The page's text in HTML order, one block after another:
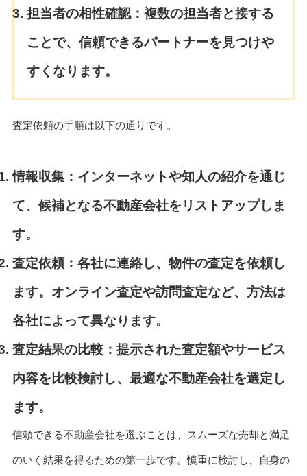
担当者の相性確認： 複数の担当者と接する
ことで、信頼できるパートナーを見つけや
すくなります。
査定依頼の手順は以下の通りです。
情報収集： インターネットや知人の紹介を通じ
て、候補となる不動産会社をリストアップしま
す。
査定依頼： 各社に連絡し、物件の査定を依頼し
ます。オンライン査定や訪問査定など、方法は
各社によって異なります。
査定結果の比較： 提示された査定額やサービス
内容を比較検討し、最適な不動産会社を選定し
ます。
信頼できる不動産会社を選ぶことは、スムーズな売却と満足
のいく結果を得るための第一歩です。慎重に検討し、自身の